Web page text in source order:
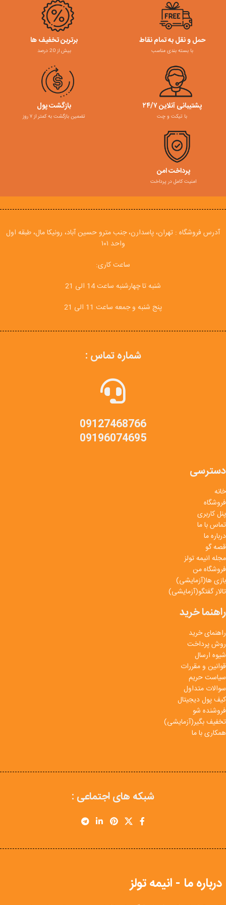
حمل و نقل به تمام نقاط
با بسته بندی مناسب
برترین تخفیف ها
بیش از 20 درصد
پشتیبانی آنلاین ۲۴/۷
با تیکت و چت
بازگشت پول
تضمین بازگشت به کمتر از ۷ روز
پرداخت امن
امنیت کامل در پرداخت
آدرس فروشگاه : تهران، پاسدارن، جنب مترو حسین آباد، رونیکا مال، طبقه اول
واحد ۱۰۱
ساعت کاری:
شنبه تا چهارشنبه ساعت 14 الی 21
پنج شنبه و جمعه ساعت 11 الی 21
شماره تماس :
09127468766
09196074695
دسترسی
خانه
فروشگاه
پنل کاربری
تماس با ما
درباره ما
قصه گو
مجله انیمه تولز
فروشگاه من
بازی ها(آزمایشی)
تالار گفتگو(آزمایشی)
راهنما خرید
راهنمای خرید
روش پرداخت
شیوه ارسال
قوانین و مقررات
سیاست حریم
سوالات متداول
کیف پول دیجیتال
فروشنده شو
تخفیف بگیر(آزمایشی)
همکاری با ما
شبکه های اجتماعی :
درباره ما - انیمه تولز